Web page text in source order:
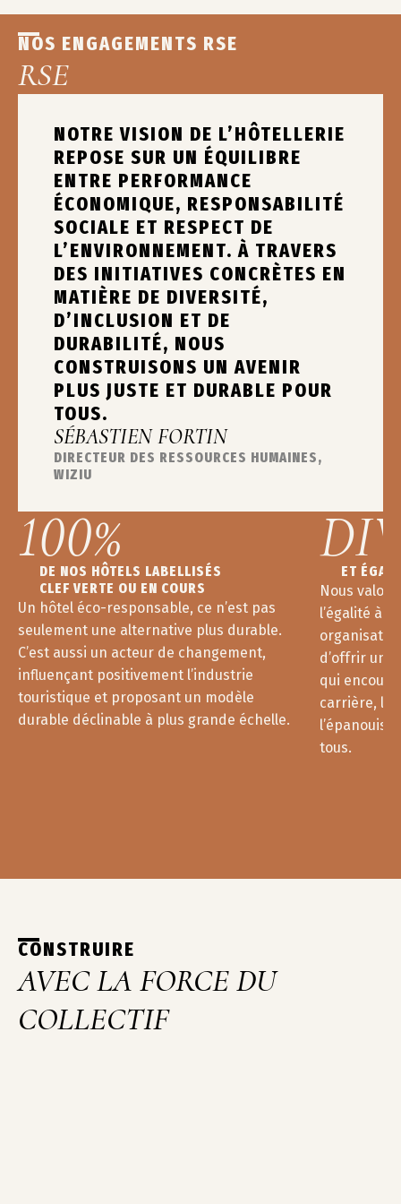
NOS ENGAGEMENTS RSE
RSE
NOTRE VISION DE L’HÔTELLERIE
REPOSE SUR UN ÉQUILIBRE
ENTRE PERFORMANCE
ÉCONOMIQUE, RESPONSABILITÉ
SOCIALE ET RESPECT DE
L’ENVIRONNEMENT. À TRAVERS
DES INITIATIVES CONCRÈTES EN
MATIÈRE DE DIVERSITÉ,
D’INCLUSION ET DE
DURABILITÉ, NOUS
CONSTRUISONS UN AVENIR
PLUS JUSTE ET DURABLE POUR
TOUS.
SÉBASTIEN FORTIN
DIRECTEUR DES RESSOURCES HUMAINES,
WIZIU
100%
DE NOS HÔTELS LABELLISÉS
CLEF VERTE OU EN COURS
Un hôtel éco-responsable, ce n’est pas
seulement une alternative plus durable.
C’est aussi un acteur de changement,
influençant positivement l’industrie
touristique et proposant un modèle
durable déclinable à plus grande échelle.
ET
Nous
l’égalité à
d’offrir un
qui
carrière, la
tous.
CONSTRUIRE
AVEC LA FORCE DU
COLLECTIF